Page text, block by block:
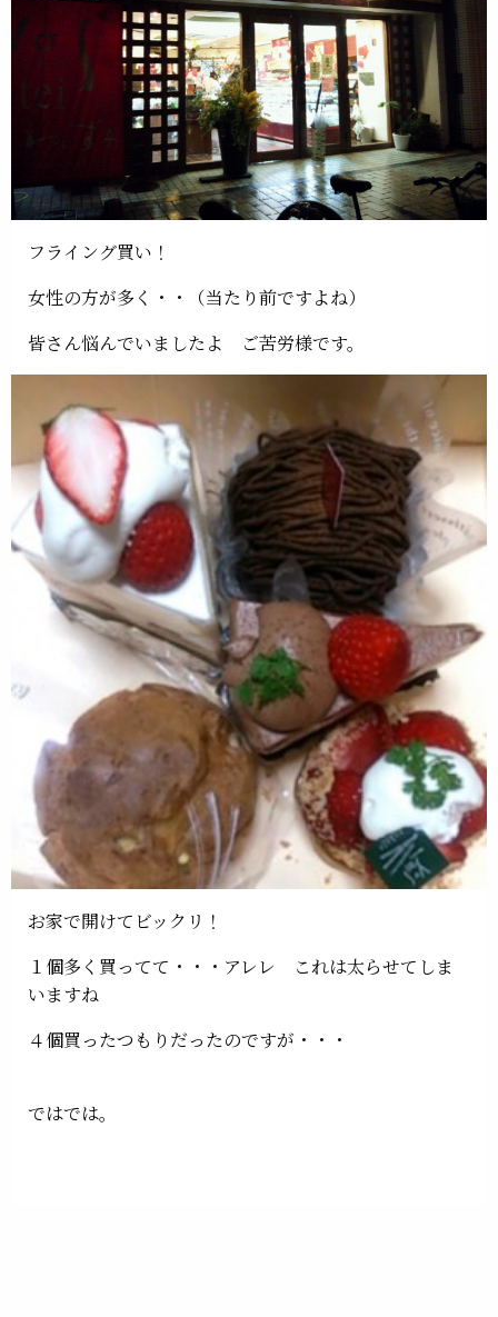
フライング買い！
女性の方が多く・・（当たり前ですよね）
皆さん悩んでいましたよ ご苦労様です。
お家で開けてビックリ！
１個多く買ってて・・・アレレ これは太らせてしま
いますね
４個買ったつもりだったのですが・・・
ではでは。